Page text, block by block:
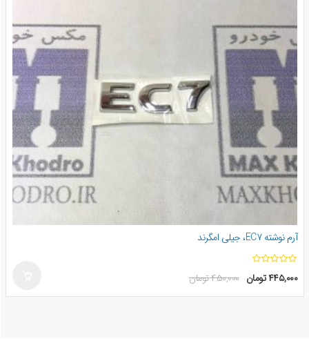
آرم نوشته EC7، جیلی امگرند
۴۵۰,۰۰۰تومان ۴۴۵,۰۰۰تومان